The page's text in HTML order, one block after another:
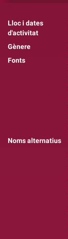
Lloc i dates
d'activitat
Gènere
Fonts
Noms alternatius